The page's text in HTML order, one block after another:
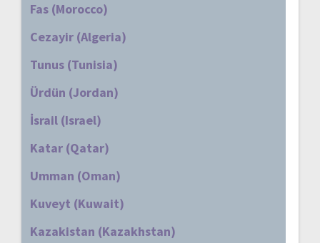
Fas (Morocco)
Cezayir (Algeria)
Tunus (Tunisia)
Ürdün (Jordan)
İsrail (Israel)
Katar (Qatar)
Umman (Oman)
Kuveyt (Kuwait)
Kazakistan (Kazakhstan)